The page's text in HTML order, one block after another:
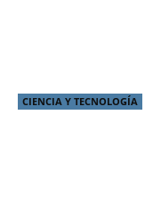
CIENCIA Y TECNOLOGÍA